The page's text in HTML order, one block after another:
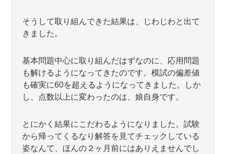
そうして取り組んできた結果は、じわじわと出て
きました。
基本問題中心に取り組んだはずなのに、応用問題
も解けるようになってきたのです。模試の偏差値
も確実に60を超えるようになってきました。しか
し、点数以上に変わったのは、娘自身です。
とにかく結果にこだわるようになりました。試験
から帰ってくるなり解答を見てチェックしている
姿なんて、ほんの２ヶ月前にはありえませんでし